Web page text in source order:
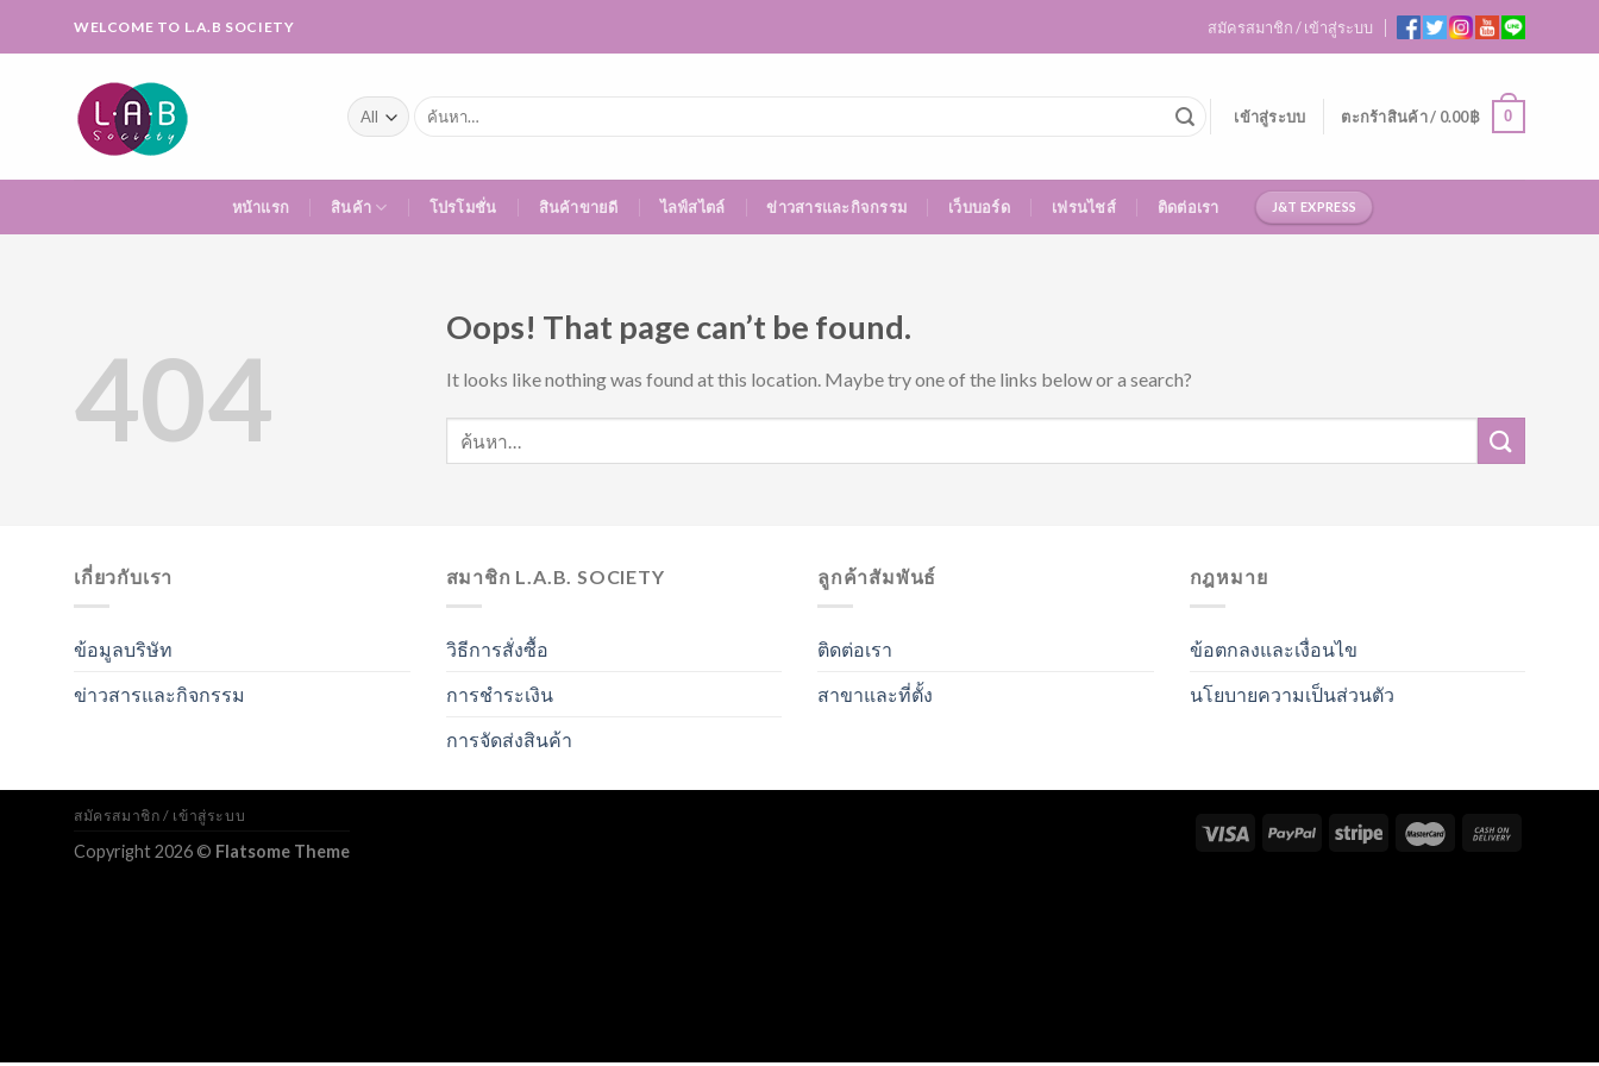
WELCOME TO L.A.B SOCIETY สมัครสมาชิก / เข้าสู่ระบบ
ค้นหา:
เข้าสู่ระบบ ตะกร้าสินค้า / 0.00฿ 0
หน้าแรก สินค้า โปรโมชั่น สินค้าขายดี ไลฟ์สไตล์ ข่าวสารและกิจกรรม เว็บบอร์ด เฟรนไชส์ ติดต่อเรา J&T EXPRESS
404
Oops! That page can’t be found.
It looks like nothing was found at this location. Maybe try one of the links below or a search?
เกี่ยวกับเรา
ข้อมูลบริษัท
ข่าวสารและกิจกรรม
สมาชิก L.A.B. SOCIETY
วิธีการสั่งซื้อ
การชำระเงิน
การจัดส่งสินค้า
ลูกค้าสัมพันธ์
ติดต่อเรา
สาขาและที่ตั้ง
กฎหมาย
ข้อตกลงและเงื่อนไข
นโยบายความเป็นส่วนตัว
สมัครสมาชิก / เข้าสู่ระบบ
Copyright 2026 © Flatsome Theme